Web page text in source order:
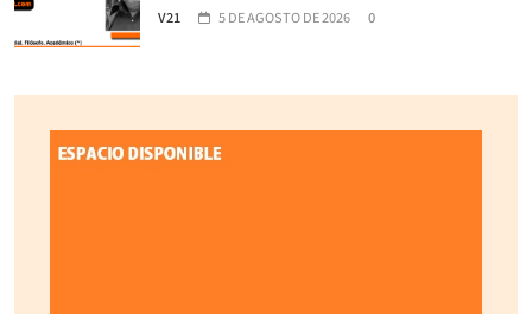
V21 5 DE AGOSTO DE 2026 0